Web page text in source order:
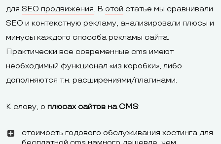
для SEO продвижения. В этой статье мы сравнивали
SEO и контекстную рекламу, анализировали плюсы и
минусы каждого способа рекламы сайта.
Практически все современные cms имеют
необходимый функционал «из коробки», либо
дополняются т.н. расширениями/плагинами.
К слову, о плюсах сайтов на CMS:
стоимость годового обслуживания хостинга для